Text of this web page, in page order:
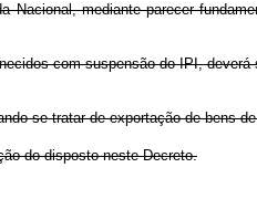
mediante parecer
com suspensão do IPI,
se tratar de exportação de bens
do disposto neste Decreto.